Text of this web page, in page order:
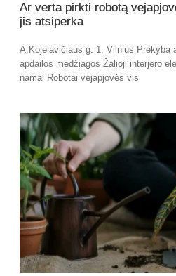
Ar verta pirkti robotą
jis atsiperka
A.Kojelavičiaus g. 1, Vilnius Prekyba
apdailos medžiagos Žalioji interjero
namai Robotai vejapjovės vis